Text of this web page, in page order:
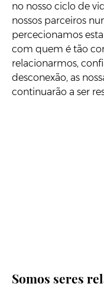
no nosso ciclo de
nossos parceiros
percecionamos
com quem é tão
relacionarmos,
desconexão, as
continuarão a ser
Somos seres